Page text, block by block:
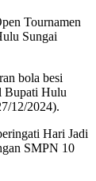
Tournamen
Sungai
bola besi
Bupati Hulu
12/2024).
Hari Jadi
SMPN 10